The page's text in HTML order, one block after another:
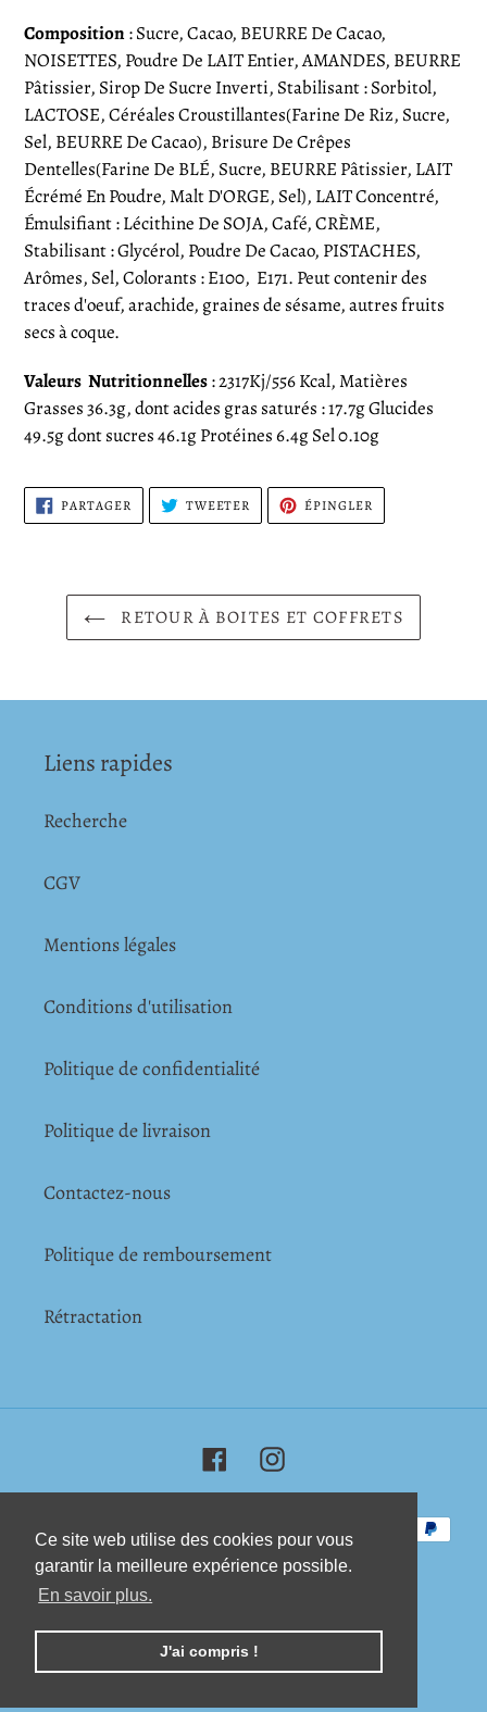
Ce site web utilise des cookies pour vous
garantir la meilleure expérience possible.
En savoir plus.
J'ai compris !
Ce site web utilise des cookies pour vous
garantir la meilleure expérience possible.
En savoir plus.
J'ai compris !
Composition:Sucre, Cacao, BEURRE De Cacao,
NOISETTES, Poudre De LAIT Entier, AMANDES, BEURRE
Pâtissier, Sirop De Sucre Inverti, Stabilisant : Sorbitol,
LACTOSE, Céréales Croustillantes(Farine De Riz, Sucre,
Sel, BEURRE De Cacao), Brisure De Crêpes
Dentelles(Farine De BLÉ, Sucre, BEURRE Pâtissier, LAIT
Écrémé En Poudre, Malt D'ORGE, Sel), LAIT Concentré,
Émulsifiant : Lécithine De SOJA, Café, CRÈME,
Stabilisant : Glycérol, Poudre De Cacao, PISTACHES,
Arômes, Sel, Colorants : E100, E171. Peut contenir des
traces d'oeuf, arachide, graines de sésame, autres fruits
secs à coque.
Valeurs Nutritionnelles: 2317Kj/556 Kcal, Matières
Grasses 36.3g, dont acides gras saturés : 17.7g Glucides
49.5g dont sucres 46.1g Protéines 6.4g Sel 0.10g
PARTAGER PARTAGER
SUR
FACEBOOK
TWEETER TWEETER
TWITTER
ÉPINGLER
PINTEREST
RETOUR À BOITES ET COFFRETS
Liens rapides
Recherche
CGV
Mentions légales
Conditions d'utilisation
Politique de confidentialité
Politique de livraison
Contactez-nous
Politique de remboursement
Rétractation
FacebookInstagram
de
paiement
© 2026,Chocolatier de Paris